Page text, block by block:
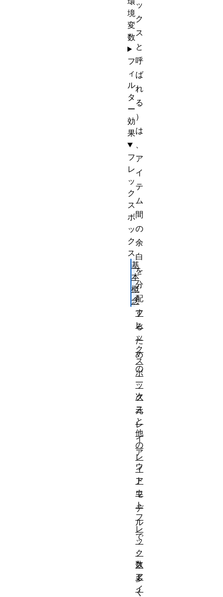
ッ
ク
ス
と
呼
ば
れ
る
）
は
ア
イ
テ
ム
間
の
余
白
を
分
配
す
る
た
め
の
一
次
元
レ
イ
ア
ウ
ト
モ
デ
ル
で
、
数
多
く
境
変
数
フ
ィ
ル
タ
ー
効
果
フ
レ
ッ
ク
ス
ボ
ッ
ク
ス
基
本
概
念
フ
レ
ッ
ク
ス
ボ
ッ
ク
ス
と
他
の
レ
イ
ア
ウ
ト
フ
レ
ッ
ク
ス
ア
イ